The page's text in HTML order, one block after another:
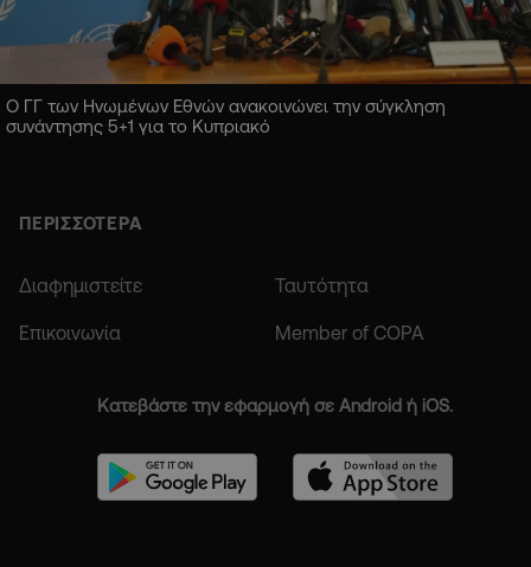
Ο ΓΓ των Ηνωμένων Εθνών ανακοινώνει την σύγκληση
συνάντησης 5+1 για το Κυπριακό
ΠΕΡΙΣΣΟΤΕΡΑ
Διαφημιστείτε Ταυτότητα
Επικοινωνία Member of COPA
Κατεβάστε την εφαρμογή σε Android ή iOS.